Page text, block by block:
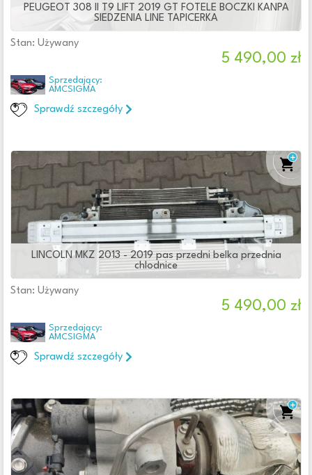
Cena
Województwo
Oferta
Firma
Osoba prywatna
Wystawione w ciągu
PEUGEOT 308 II T9 LIFT 2019 GT FOTELE BOCZKI KANPA
SIEDZENIA LINE TAPICERKA
Stan: Używany
5 490,00 zł
Sprzedający:
AMCSIGMA
Sprawdź szczegóły
LINCOLN MKZ 2013 - 2019 pas przedni belka przednia
chlodnice
Stan: Używany
5 490,00 zł
Sprzedający:
AMCSIGMA
Sprawdź szczegóły